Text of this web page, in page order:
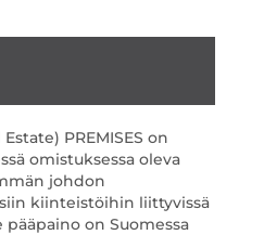
PREMISES on
omistuksessa oleva
johdon
kiinteistöihin liittyvissä
pääpaino on Suomessa